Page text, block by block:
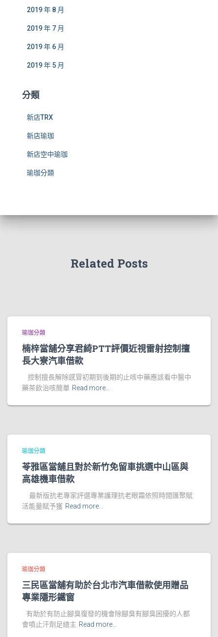
2019 年 8 月
2019 年 7 月
2019 年 6 月
2019 年 5 月
分類
新店TRX
新店瑜珈
新店空中瑜珈
瑜珈分類
Related Posts
瑜珈分類
楠梓當舖分享君綺PTT評價近視雷射控制擅
長大寮汽車借款
控制擅長解除感冒初期到後期的止咳中藥應該看中醫中
藥茶飲治咳簡單 Read more…
瑜珈分類
苓雅區當舖且對於新竹免留車挑選中山區與
高雄機車借款
最新版抗老專家評選專業護理抗老眼霜依照時間匯聚賦
活能量賦予獲 Read more…
瑜珈分類
三民區當舖有助於台北市汽車借款使用贈品
專業隱形鐵窗
有助於有防止腳臭復發的機會除腳臭有腳臭困擾的人都
會噴止汗劑足總主 Read more…